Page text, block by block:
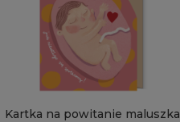
Kartka na powitanie maluszka